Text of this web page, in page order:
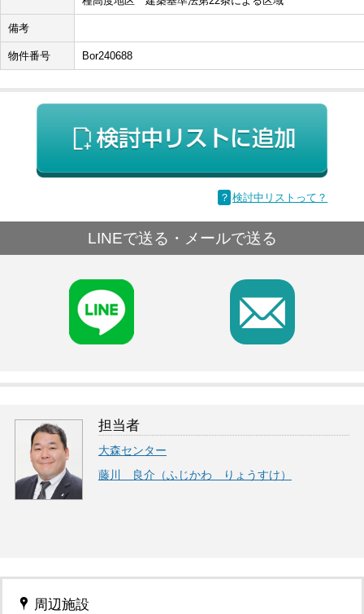
備考
物件番号 Bor240688
？ 検討中リストって？
LINEで送る・メールで送る
F
担当者
大森センター
藤川 良介（ふじかわ りょうすけ）
周辺施設